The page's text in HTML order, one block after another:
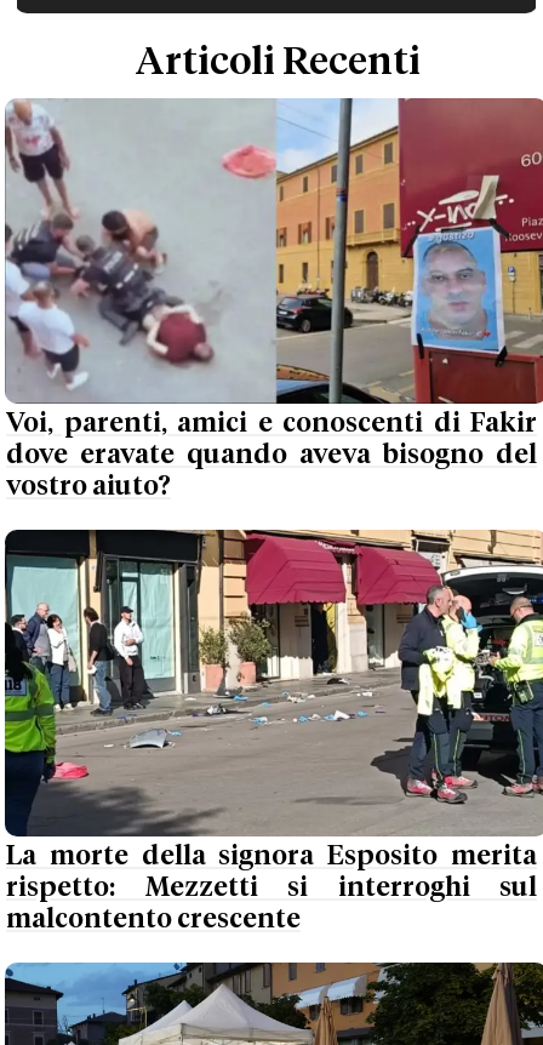
Articoli Recenti
Voi, parenti, amici e conoscenti di Fakir
dove eravate quando aveva bisogno del
vostro aiuto?
La morte della signora Esposito merita
rispetto: Mezzetti si interroghi sul
malcontento crescente